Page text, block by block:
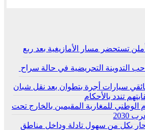
تستحضر مسار الأمازيغية بعد ربع
التدوينة التحريضية في حالة سراح
سيارات أجرة بتطوان بعد نقل شبان
تندد بالأحكام
الوطني للمغاربة المقيمين بالخارج تحت
بكل من سهول تادلة وداخل مناطق